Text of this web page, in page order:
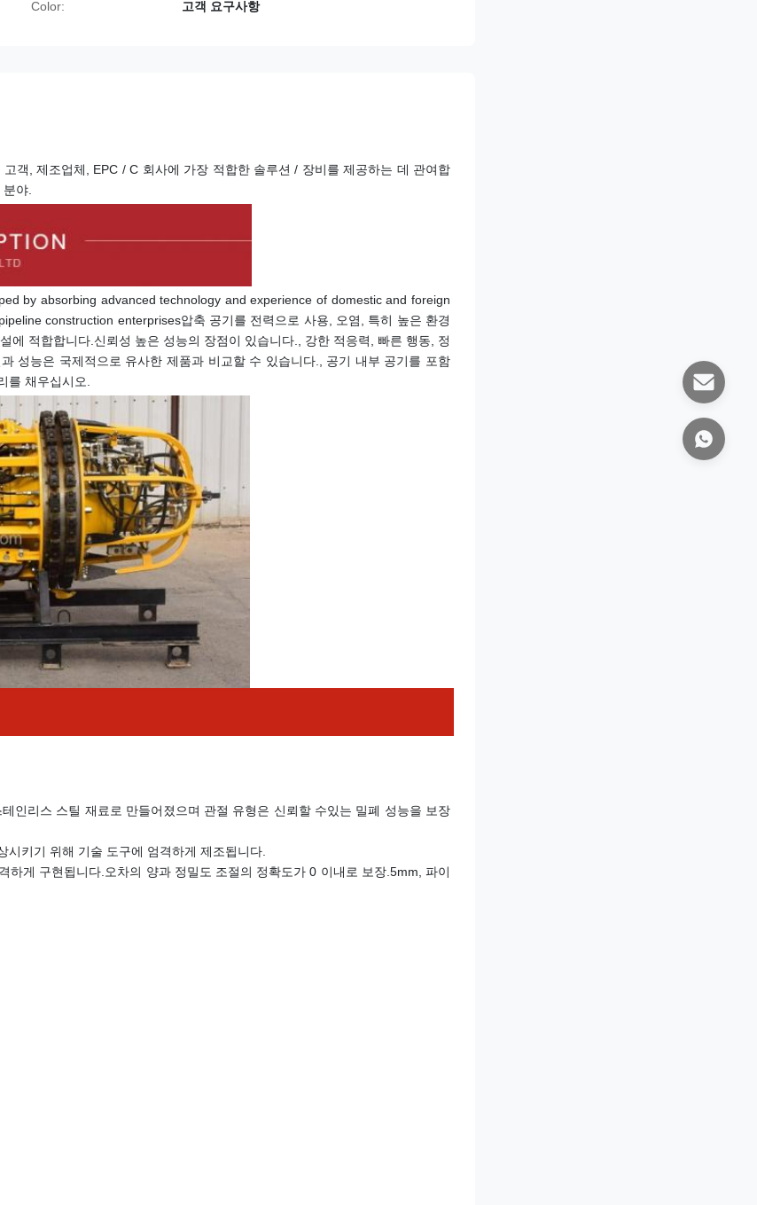
Color: 고객 요구사항
객, 제조업체, EPC / C 회사에 가장 적합한 솔루션 / 장비를 제공하는 데 관여합
야.
by absorbing advanced technology and experience of domestic and foreign
construction enterprises압축 공기를 전력으로 사용, 오염, 특히 높은 환경
에 적합합니다.신뢰성 높은 성능의 장점이 있습니다., 강한 적응력, 빠른 행동, 정
성능은 국제적으로 유사한 제품과 비교할 수 있습니다., 공기 내부 공기를 포함
를 채우십시오.
인리스 스틸 재료로 만들어졌으며 관절 유형은 신뢰할 수있는 밀폐 성능을 보장
키기 위해 기술 도구에 엄격하게 제조됩니다.
게 구현됩니다.오차의 양과 정밀도 조절의 정확도가 0 이내로 보장.5mm, 파이